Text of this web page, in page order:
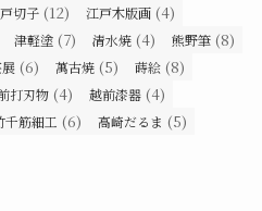
切子 (12) 江戸木版画 (4)
津軽塗 (7) 清水焼 (4) 熊野筆 (8)
(6) 萬古焼 (5) 蒔絵 (8)
打刃物 (4) 越前漆器 (4)
千筋細工 (6) 高崎だるま (5)